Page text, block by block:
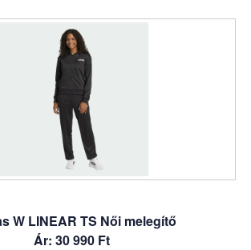
W LINEAR TS Női melegítő
Ár: 30 990 Ft